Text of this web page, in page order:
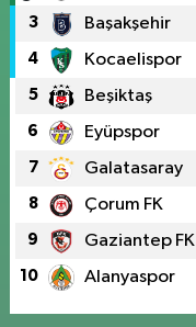
3 Başakşehir
4 Kocaelispor
5 Beşiktaş
6 Eyüpspor
7 Galatasaray
8 Çorum FK
9 Gaziantep FK
10 Alanyaspor